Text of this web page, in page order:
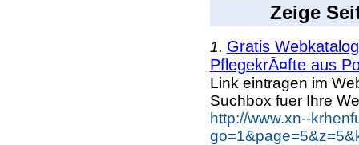
Zeige
1. Gratis
PflegekrÃ¤fte aus
Link eintragen im
Suchbox fuer Ihre
http://www.xn--